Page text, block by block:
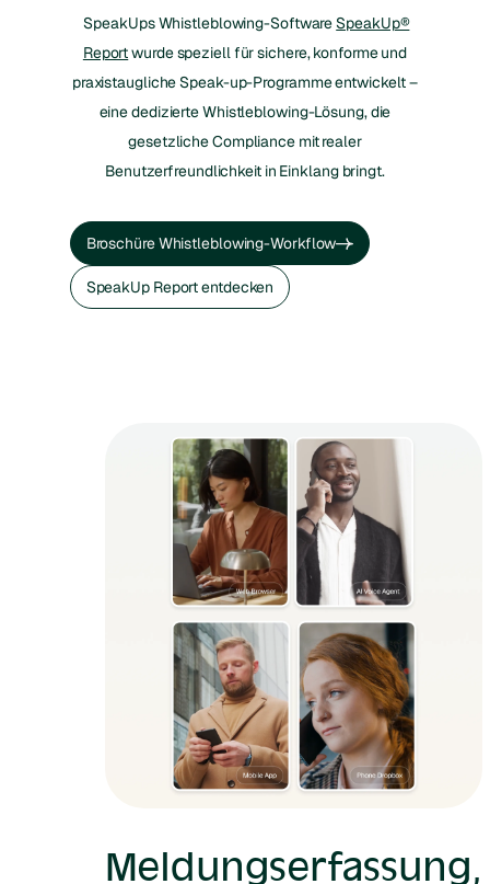
SpeakUps Whistleblowing-SoftwareSpeakUp®
Reportwurde speziell für sichere, konforme und
praxistaugliche Speak-up-Programme entwickelt –
eine dedizierte Whistleblowing-Lösung, die
gesetzliche Compliance mit realer
Benutzerfreundlichkeit in Einklang bringt.
Broschüre Whistleblowing-Workflow
Broschüre herunterladen
SpeakUp Report entdecken
SpeakUp Report entdecken
Meldungserfassung,